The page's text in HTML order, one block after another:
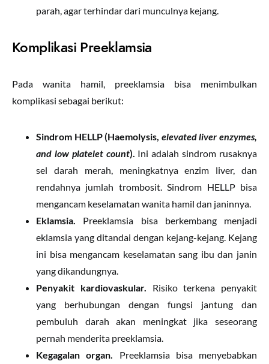
parah, agar terhindar dari munculnya kejang.
Komplikasi Preeklamsia
Pada wanita hamil, preeklamsia bisa menimbulkan
komplikasi sebagai berikut:
Sindrom HELLP (Haemolysis, elevatedliver enzymes,
and low platelet count). Ini adalah sindrom rusaknya
sel darah merah, meningkatnya enzim liver, dan
rendahnya jumlah trombosit. Sindrom HELLP bisa
mengancam keselamatan wanita hamil dan janinnya.
Eklamsia. Preeklamsia bisa berkembang menjadi
eklamsia yang ditandai dengan kejang-kejang. Kejang
ini bisa mengancam keselamatan sang ibu dan janin
yang dikandungnya.
Penyakit kardiovaskular. Risiko terkena penyakit
yang berhubungan dengan fungsi jantung dan
pembuluh darah akan meningkat jika seseorang
pernah menderita preeklamsia.
Kegagalan organ. Preeklamsia bisa menyebabkan